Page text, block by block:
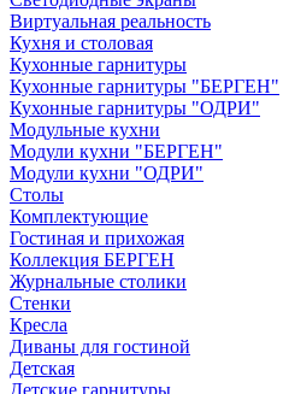
Виртуальная реальность
Кухня и столовая
Кухонные гарнитуры
Кухонные гарнитуры "БЕРГЕН"
Кухонные гарнитуры "ОДРИ"
Модульные кухни
Модули кухни "БЕРГЕН"
Модули кухни "ОДРИ"
Столы
Комплектующие
Гостиная и прихожая
Коллекция БЕРГЕН
Журнальные столики
Стенки
Кресла
Диваны для гостиной
Детская
Детские гарнитуры